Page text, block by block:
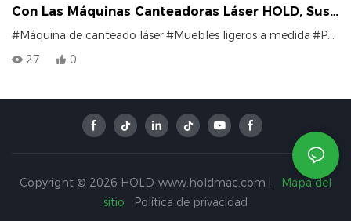
Con Las Máquinas Canteadoras Láser HOLD, Sus
Productos Terminados Tendrán Ese "aspecto
#Máquina de canteado láser#Muebles ligeros a medida #Personalización de toda la casa
27
0
Copyright © 2026 HOLD-www.holdmac.com |
Mapa del
sitio
Política de privacidad